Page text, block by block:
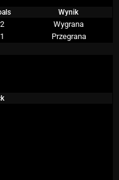
Wynik
2
Wygrana
1 Przegrana